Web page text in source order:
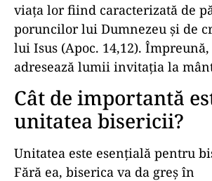
viaţa lor fiind caracte­rizată de
poruncilor lui Dumnezeu şi de
lui Isus (Apoc. 14,12). Împreună,
adresează lumii invitaţia la
Cât de importantă
unitatea bisericii?
Unitatea este esenţială pentru
Fără ea, biserica va da greş în